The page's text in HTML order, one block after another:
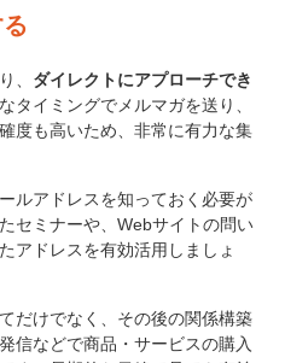
、 ダイレクトにアプローチでき
タイミングでメルマガを送り、
度も高いため、非常に有力な集
ルアドレスを知っておく必要が
セミナーや、Webサイトの問い
アドレスを有効活用しましょ
だけでなく、その後の関係構築
信などで商品・サービスの購入